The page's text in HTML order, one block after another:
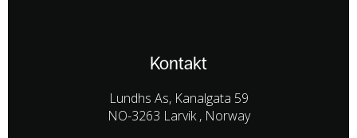
Kontakt
Lundhs As, Kanalgata 59
NO-3263 Larvik , Norway